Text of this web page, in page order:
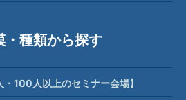
・種類から探す
100人以上のセミナー会場】